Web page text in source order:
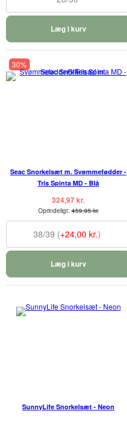
Læg i kurv
30%
Seac Snorkelsæt m. Svømmefødder -
Tris Spinta MD - Blå
324,97 kr.
Oprindeligt:459,95 kr.
38/39 (+24,00 kr.)
Læg i kurv
SunnyLife Snorkelsæt - Neon